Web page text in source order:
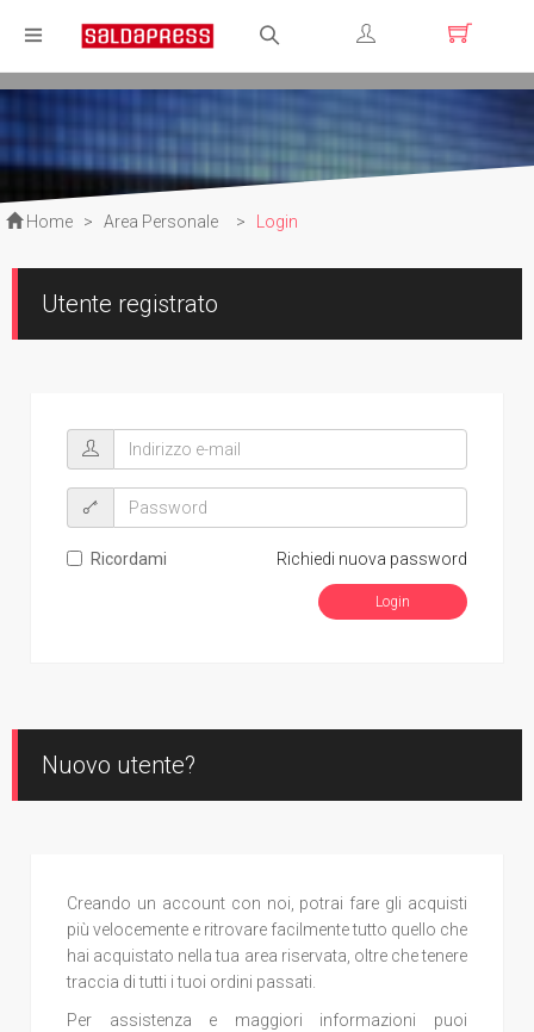
Registrati
Home > Area Personale > Login
Utente registrato
Richiedi nuova password
Ricordami
Nuovo utente?
Creando un account con noi, potrai fare gli acquisti
più velocemente e ritrovare facilmente tutto quello che
hai acquistato nella tua area riservata, oltre che tenere
traccia di tutti i tuoi ordini passati.
Per assistenza e maggiori informazioni puoi